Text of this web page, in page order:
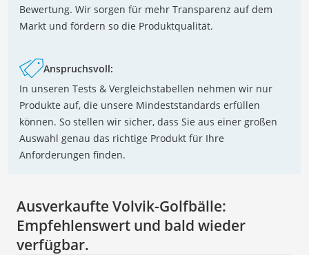
Bewertung. Wir sorgen für mehr Transparenz auf dem
Markt und fördern so die Produktqualität.
Anspruchsvoll:
In unseren Tests & Vergleichstabellen nehmen wir nur
Produkte auf, die unsere Mindeststandards erfüllen
können. So stellen wir sicher, dass Sie aus einer großen
Auswahl genau das richtige Produkt für Ihre
Anforderungen finden.
Ausverkaufte Volvik-Golfbälle:
Empfehlenswert und bald wieder
verfügbar.